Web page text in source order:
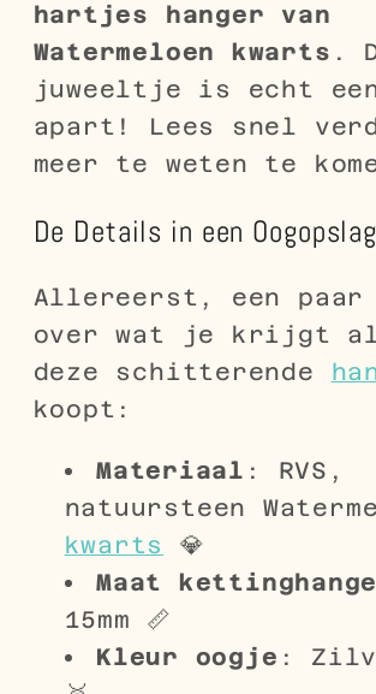
hartjes hanger van
Watermeloen kwarts .
juweeltje is echt
apart! Lees snel
meer te weten te
De Details in een
Allereerst, een
over wat je krijgt
deze schitterende
koopt:
Materiaal : RVS,
natuursteen
kwarts
💎
Maat
15mm 📏
Kleur oogje :